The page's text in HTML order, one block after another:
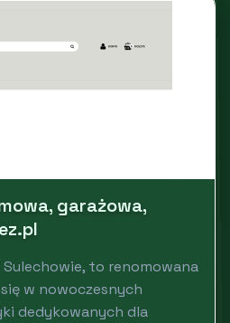
garażowa,
Sulechowie, to renomowana
w nowoczesnych
dedykowanych dla